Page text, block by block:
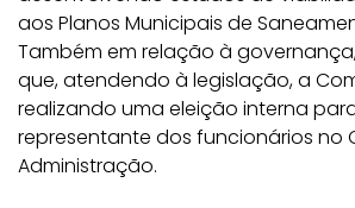
aos Planos Municipais de
Também em relação à governança,
que, atendendo à legislação, a
realizando uma eleição interna
representante dos funcionários no
Administração.